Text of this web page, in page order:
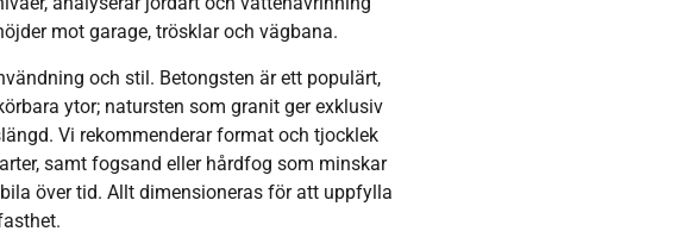
mot garage, trösklar och vägbana.
och stil. Betongsten är ett populärt,
ytor; natursten som granit ger exklusiv
Vi rekommenderar format och tjocklek
samt fogsand eller hårdfog som minskar
över tid. Allt dimensioneras för att uppfylla